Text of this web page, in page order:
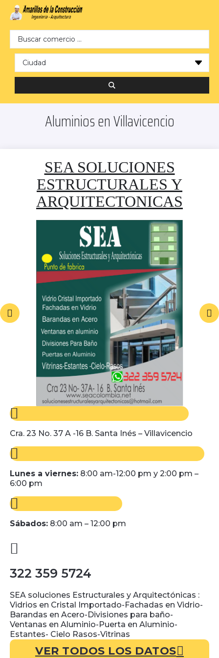
Search …
Aluminios en Villavicencio
SEA SOLUCIONES
ESTRUCTURALES Y
ARQUITECTONICAS
Cra. 23 No. 37 A -16 B. Santa Inés – Villavicencio
Lunes a viernes: 8:00 am-12:00 pm y 2:00 pm –
6:00 pm
Sábados: 8:00 am – 12:00 pm
322 359 5724
SEA soluciones Estructurales y Arquitectónicas :
Vidrios en Cristal Importado-Fachadas en Vidrio-
Barandas en Acero-Divisiones para baño-
Ventanas en Aluminio-Puerta en Aluminio-
Estantes- Cielo Rasos-Vitrinas
VER TODOS LOS DATOS